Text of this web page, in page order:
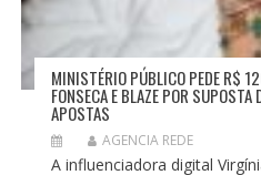
MINISTÉRIO PÚBLICO PEDE R$
FONSECA E BLAZE POR
APOSTAS
AGENCIA REDE
A influenciadora digital